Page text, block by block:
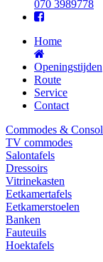
070 3989778
Home
Openingstijden
Route
Service
Contact
Commodes &
TV commodes
Salontafels
Dressoirs
Vitrinekasten
Eetkamertafels
Eetkamerstoelen
Banken
Fauteuils
Hoektafels